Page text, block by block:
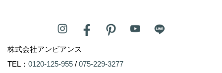
株式会社アンビアンス
TEL： 0120-125-955 / 075-229-3277